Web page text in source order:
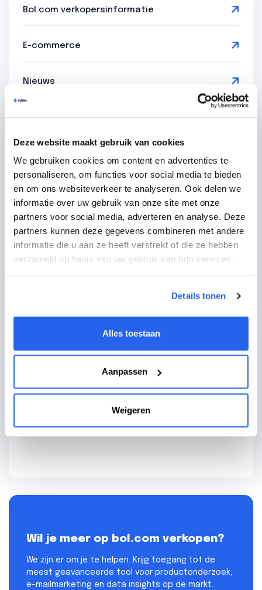
Deze website maakt gebruik van cookies
We gebruiken cookies om content en advertenties te
personaliseren, om functies voor social media te bieden
en om ons websiteverkeer te analyseren. Ook delen we
informatie over uw gebruik van onze site met onze
partners voor social media, adverteren en analyse. Deze
partners kunnen deze gegevens combineren met andere
informatie die u aan ze heeft verstrekt of die ze hebben
verzameld op basis van uw gebruik van hun services.
Details tonen
Alles toestaan
Aanpassen
Weigeren
Bol.com verkopersinformatie
E-commerce
Nieuws
Partnerblogs
Partnerblogs
Meer dan €10.000 over de grens verstuurd?
Vanaf nu ben je One Stop Shop plichtig.
DoorGroeien- 15 Jun. 2025
Incoterms. Wat zijn dit nou precies en welke kies
Jesse Vonk over wat het betekent om
DoorJesse- 25 Oct. 2022
Wil je meer op bol.com verkopen?
We zijn er om je te helpen. Krijg toegang tot de
meest geavanceerde tool voor productonderzoek,
e-mailmarketing en data insights op de markt.